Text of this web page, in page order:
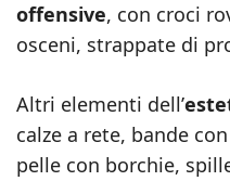
offensive, con croci
osceni, strappate di
Altri elementi dell’
calze a rete, bande
pelle con borchie,